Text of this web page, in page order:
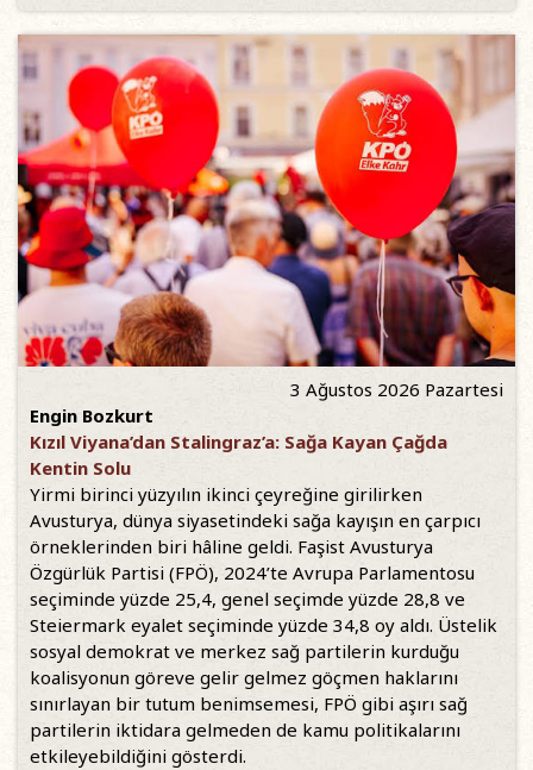
3 Ağustos 2026 Pazartesi
Engin Bozkurt
Kızıl Viyana’dan Stalingraz’a: Sağa Kayan Çağda
Kentin Solu
Yirmi birinci yüzyılın ikinci çeyreğine girilirken
Avusturya, dünya siyasetindeki sağa kayışın en çarpıcı
örneklerinden biri hâline geldi. Faşist Avusturya
Özgürlük Partisi (FPÖ), 2024’te Avrupa Parlamentosu
seçiminde yüzde 25,4, genel seçimde yüzde 28,8 ve
Steiermark eyalet seçiminde yüzde 34,8 oy aldı. Üstelik
sosyal demokrat ve merkez sağ partilerin kurduğu
koalisyonun göreve gelir gelmez göçmen haklarını
sınırlayan bir tutum benimsemesi, FPÖ gibi aşırı sağ
partilerin iktidara gelmeden de kamu politikalarını
etkileyebildiğini gösterdi.